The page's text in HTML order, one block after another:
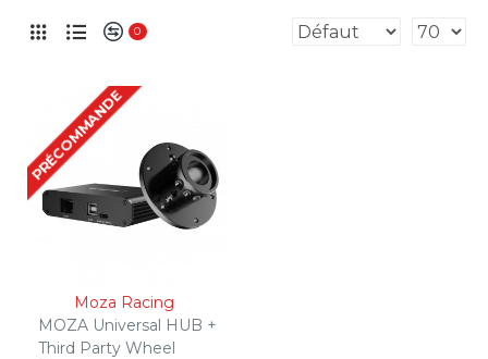
0
PRÉCOMMANDE
Moza Racing
MOZA Universal HUB +
Third Party Wheel